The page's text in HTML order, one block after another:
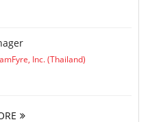
Inc. (Thailand)